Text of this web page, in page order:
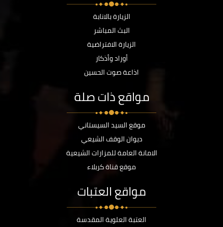
الزيارة بالانابة
البث المباشر
الزيارة الافتراضية
أوراد وأذكار
اذاعة صوت الحسين
مواقع ذات صلة
موقع السيد السيستاني
ديوان الوقف الشيعي
الامانة العامة للمزارات الشيعية
موقع قناة كربلاء
مواقع العتبات
العتبة العلوية المقدسة